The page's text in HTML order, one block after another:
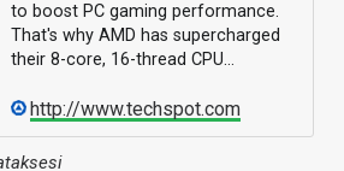
to boost PC gaming performance.
That's why AMD has supercharged
their 8-core, 16-thread CPU…
http://www.techspot.com